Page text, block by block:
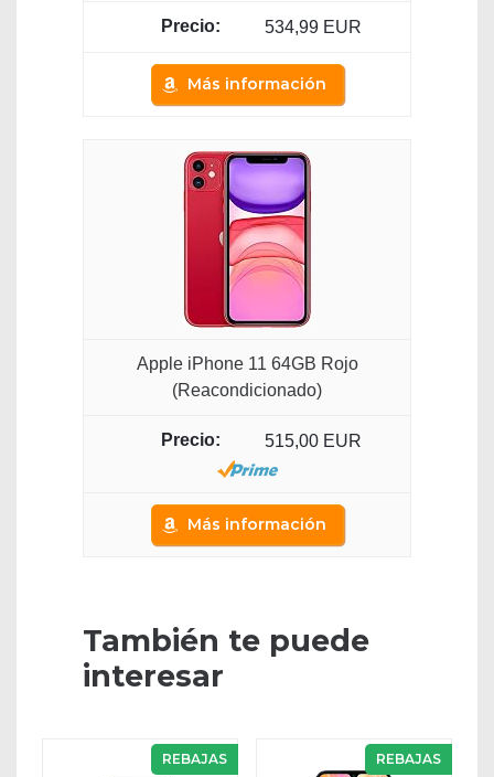
534,99 EUR
Más información
Apple iPhone 11 64GB Rojo
(Reacondicionado)
515,00 EUR
Más información
También te puede
interesar
REBAJAS REBAJAS